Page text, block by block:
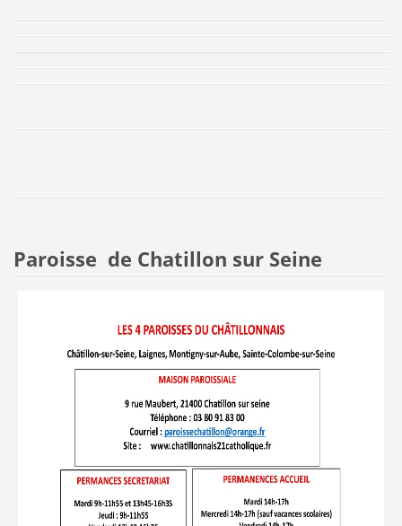
Paroisse de Chatillon sur Seine